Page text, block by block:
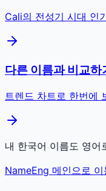
Cali의 전성기 시대 인
다른 이름과 비교하
트렌드 차트로 한번에
내 한국어 이름도 영어
NameEng 메인으로 이